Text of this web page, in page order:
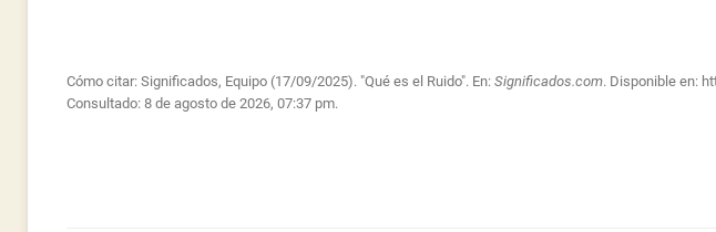
Cómo citar: Significados, Equipo (17/09/2025). "Qué es el Ruido". En: Significados.com. Disponible en:
Consultado: 8 de agosto de 2026, 07:37 pm.